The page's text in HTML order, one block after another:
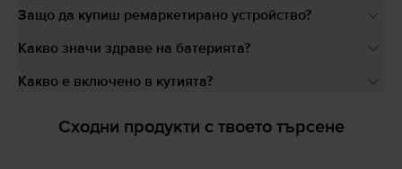
Защо да купиш ремаркетирано устройство?
Какво значи здраве на батерията?
Какво е включено в кутията?
Сходни продукти с твоето търсене